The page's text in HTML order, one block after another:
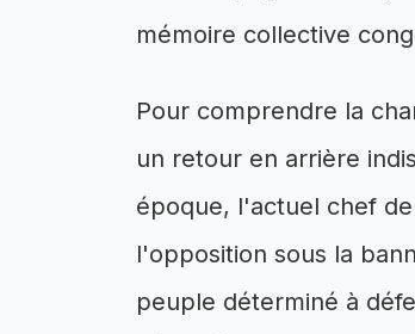
mémoire collective
Pour comprendre la
un retour en arrière
époque, l'actuel chef
l'opposition sous la
peuple déterminé à